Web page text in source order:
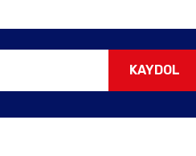
KAYDOL